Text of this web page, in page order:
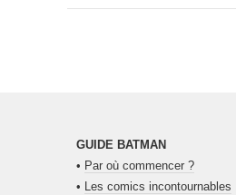
GUIDE BATMAN
• Par où commencer ?
• Les comics incontournables